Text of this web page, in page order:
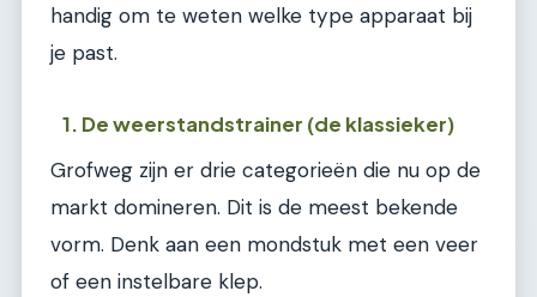
handig om te weten welke type apparaat bij
je past.
1. De weerstandstrainer (de klassieker)
Grofweg zijn er drie categorieën die nu op de
markt domineren. Dit is de meest bekende
vorm. Denk aan een mondstuk met een veer
of een instelbare klep.